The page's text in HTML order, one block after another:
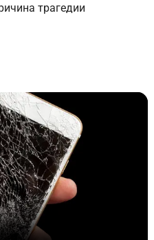
трагедии